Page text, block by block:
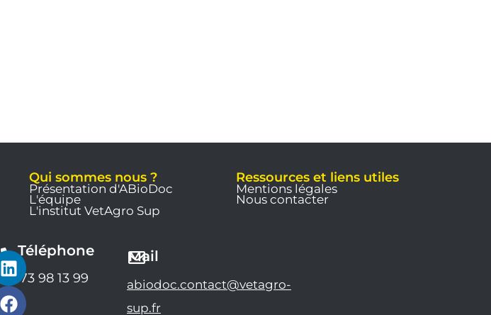
Téléphone
04 73 98 13 99
Mail
abiodoc.contact@vetagro-
sup.fr
L
i
n
F
a
c
Y
o
u
Qui sommes nous ?
Présentation d'ABioDoc
L'équipe
L'institut VetAgro Sup
Ressources et liens utiles
Mentions légales
Nous contacter